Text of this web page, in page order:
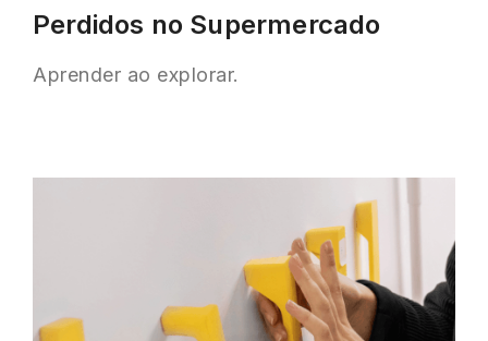
Perdidos no Supermercado
Aprender ao explorar.